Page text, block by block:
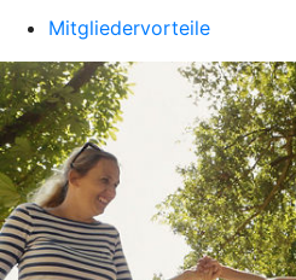
Mitgliedervorteile